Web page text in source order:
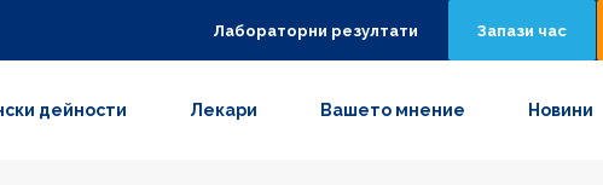
Лабораторни резултати Запази час
дейности Лекари Вашето мнение Новини